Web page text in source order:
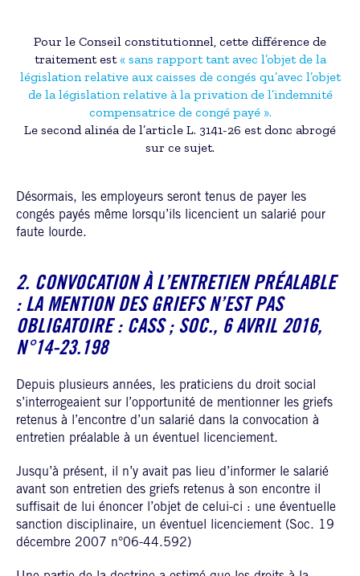
Pour le Conseil constitutionnel, cette différence de
traitement est« sans rapport tant avec l’objet de la
législation relative aux caisses de congés qu’avec l’objet
de la législation relative à la privation de l’indemnité
compensatrice de congé payé ».
Le second alinéa de l’article L. 3141-26 est donc abrogé
sur ce sujet.
Désormais, les employeurs seront tenus de payer les
congés payés même lorsqu’ils licencient un salarié pour
faute lourde.
2. CONVOCATION À L’ENTRETIEN PRÉALABLE
: LA MENTION DES GRIEFS N’EST PAS
OBLIGATOIRE : CASS ; SOC., 6 AVRIL 2016,
N°14-23.198
Depuis plusieurs années, les praticiens du droit social
s’interrogeaient sur l’opportunité de mentionner les griefs
retenus à l’encontre d’un salarié dans la convocation à
entretien préalable à un éventuel licenciement.
Jusqu’à présent, il n’y avait pas lieu d’informer le salarié
avant son entretien des griefs retenus à son encontre il
suffisait de lui énoncer l’objet de celui-ci : une éventuelle
sanction disciplinaire, un éventuel licenciement (Soc. 19
décembre 2007 n°06-44.592)